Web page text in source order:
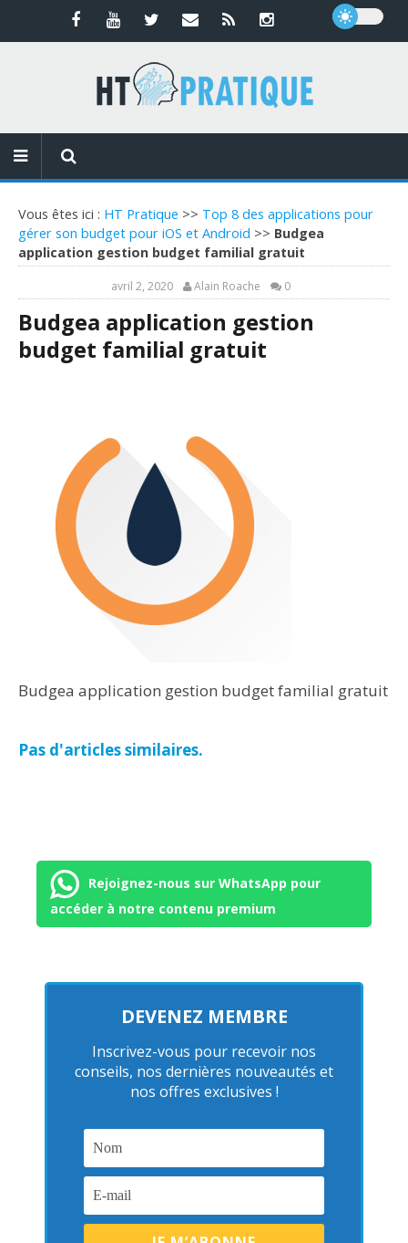
Vous êtes ici : HT Pratique >> Top 8 des applications pour
gérer son budget pour iOS et Android >> Budgea
application gestion budget familial gratuit
avril 2, 2020 Alain Roache 0
Budgea application gestion
budget familial gratuit
Budgea application gestion budget familial gratuit
Pas d'articles similaires.
Rejoignez-nous sur WhatsApp pour
accéder à notre contenu premium
DEVENEZ MEMBRE
Inscrivez-vous pour recevoir nos
conseils, nos dernières nouveautés et
nos offres exclusives !